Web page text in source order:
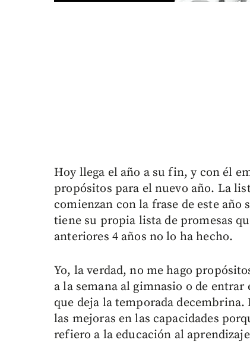
Hoy llega el año a su fin, y con él
propósitos para el nuevo año. La
comienzan con la frase de este
tiene su propia lista de promesas
anteriores 4 años no lo ha hecho.
Yo, la verdad, no me hago
a la semana al gimnasio o de
que deja la temporada
las mejoras en las capacidades
refiero a la educación al